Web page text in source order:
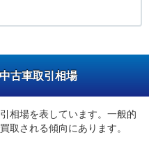
古車取引相場
相場を表しています。一般的
取される傾向にあります。